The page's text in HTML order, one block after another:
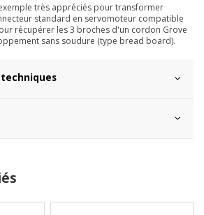
très appréciés pour transformer
standard en servomoteur compatible
récupérer les 3 broches d'un cordon Grove
sans soudure (type bread board).